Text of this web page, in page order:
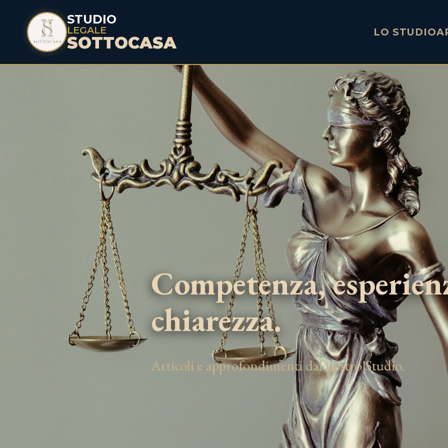
STUDIO
LEGALE
SOTTOCASA
LO STUDIO
Competenza,
chiarezza.
Articoli e approfondimenti dal nostro Studio.